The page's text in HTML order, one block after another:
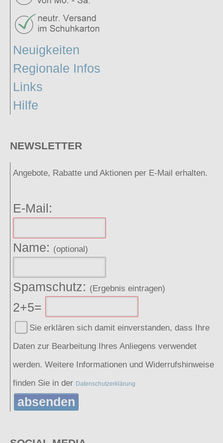
Neuigkeiten
Regionale Infos
Links
Hilfe
NEWSLETTER
Angebote, Rabatte und Aktionen per E-Mail erhalten.
E-Mail:
Name: (optional)
Spamschutz: (Ergebnis eintragen)
2+5=
Sie erklären sich damit einverstanden, dass Ihre
Daten zur Bearbeitung Ihres Anliegens verwendet
werden. Weitere Informationen und Widerrufshinweise
finden Sie in der Datenschutzerklärung
absenden